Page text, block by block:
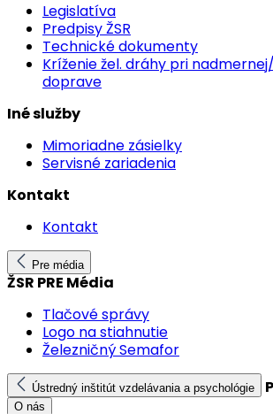
Legislatíva
Predpisy ŽSR
Technické dokumenty
Kríženie žel. dráhy pri
doprave
Iné služby
Mimoriadne zásielky
Servisné zariadenia
Kontakt
Kontakt
Pre média
ŽSR PRE Média
Tlačové správy
Logo na stiahnutie
Železničný Semafor
Ústredný inštitút vzdelávania a psychológie
O nás